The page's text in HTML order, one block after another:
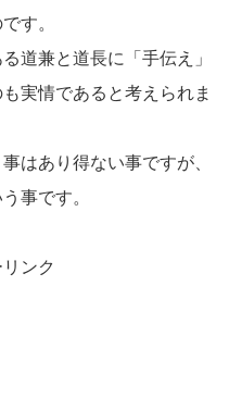
す。
道兼と道長に「手伝え」
実情であると考えられま
はあり得ない事ですが、
事です。
ンク